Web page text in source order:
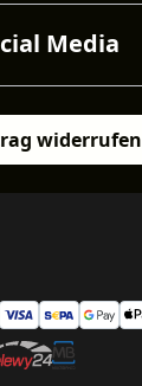
Media
widerrufen